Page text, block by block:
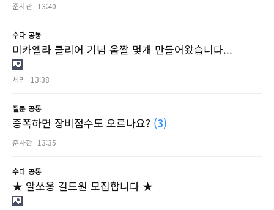
준사관 13:40
수다 공통
미카엘라 클리어 기념 움짤 몇개 만들어왔습니다...
체리 13:38
질문 공통
증폭하면 장비점수도 오르나요? (3)
준사관 13:35
수다 공통
★ 알쏘옹 길드원 모집합니다 ★